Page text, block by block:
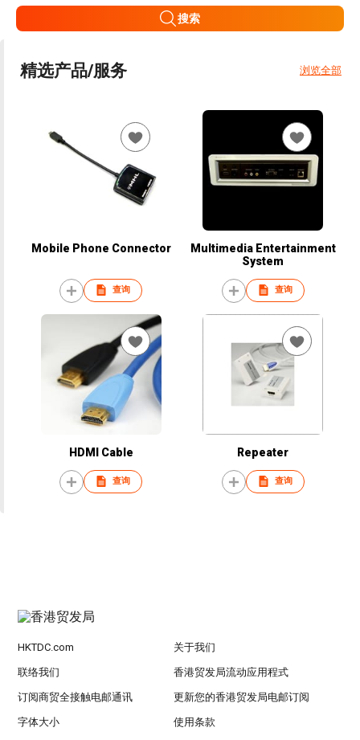
搜索
精选产品/服务 浏览全部
Mobile Phone Connector
查询
Multimedia Entertainment
System
查询
HDMI Cable
查询
Repeater
查询
HKTDC.com 关于我们
联络我们 香港贸发局流动应用程式
订阅商贸全接触电邮通讯 更新您的香港贸发局电邮订阅
字体大小 使用条款